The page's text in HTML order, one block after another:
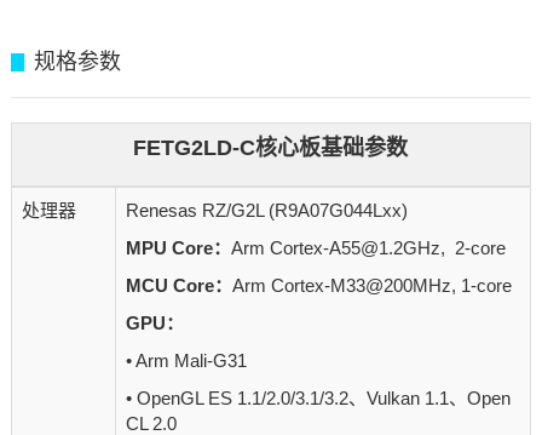
规格参数
FETG2LD-C核心板基础参数
处理器
Renesas RZ/G2L (R9A07G044Lxx)
MPU Core： Arm Cortex-A55@1.2GHz, 2-core
MCU Core： Arm Cortex-M33@200MHz, 1-core
GPU：
• Arm Mali-G31
• OpenGL ES 1.1/2.0/3.1/3.2、Vulkan 1.1、Open
CL 2.0